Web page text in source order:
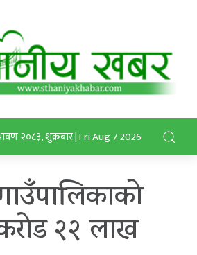
२०८३, शुक्रबार | Fri Aug 7 2026
२२ लाख